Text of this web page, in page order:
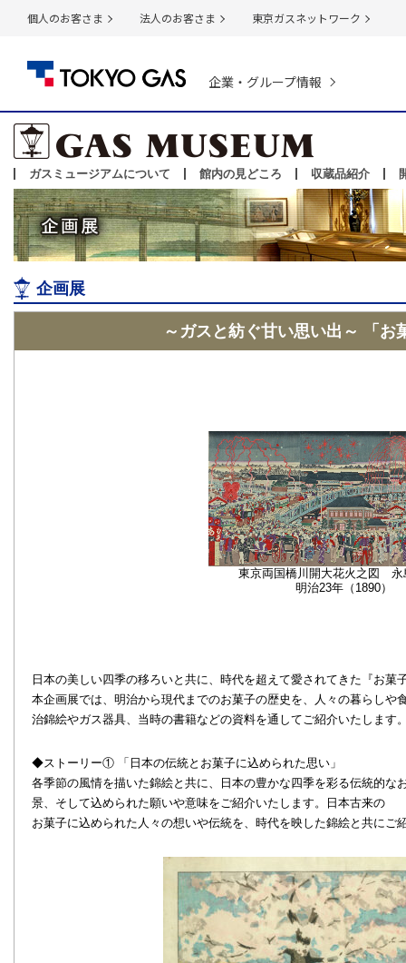
個人のお客さま 法人のお客さま 東京ガスネットワーク
企業・グループ情報
ガスミュージアムについて 館内の見どころ 収蔵品紹介
企画展
～ガスと紡ぐ甘い思い出～ 「お
東京両国橋川開大花火之図
明治23年（1890）
日本の美しい四季の移ろいと共に、時代を超えて愛されてきた『お菓
本企画展では、明治から現代までのお菓子の歴史を、人々の暮らしや
治錦絵やガス器具、当時の書籍などの資料を通してご紹介いたします
◆ストーリー① 「日本の伝統とお菓子に込められた思い」
各季節の風情を描いた錦絵と共に、日本の豊かな四季を彩る伝統的な
景、そして込められた願いや意味をご紹介いたします。日本古来の
お菓子に込められた人々の想いや伝統を、時代を映した錦絵と共にご